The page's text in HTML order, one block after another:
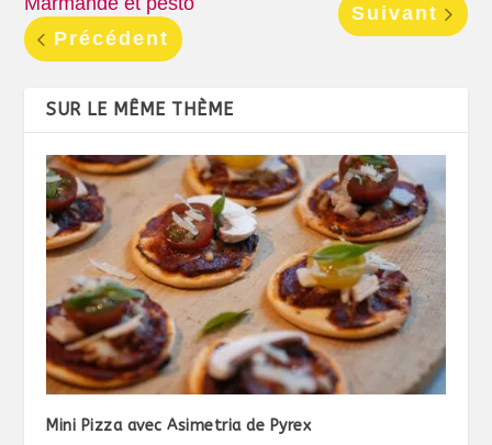
Précédent
Suivant
SUR LE MÊME THÈME
Mini Pizza avec Asimetria de Pyrex